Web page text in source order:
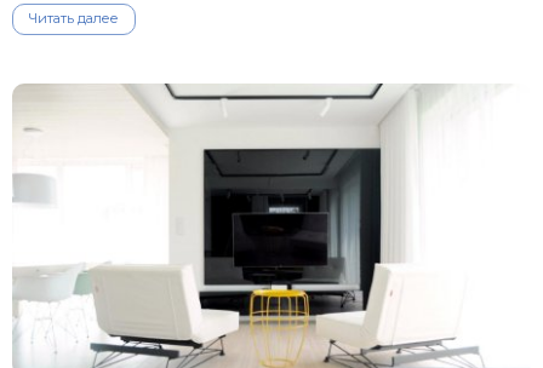
Читать далее